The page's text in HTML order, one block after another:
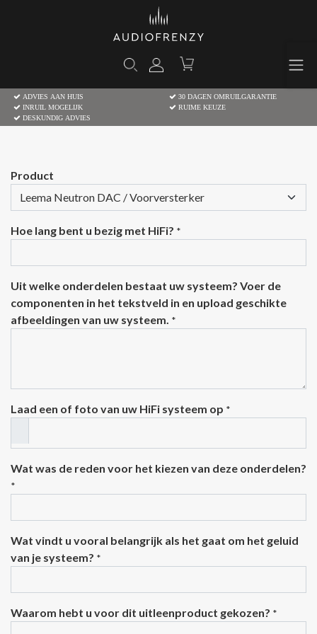
ADVIES AAN HUIS
30 DAGEN OMRUILGARANTIE
INRUIL MOGELIJK
RUIME KEUZE
DESKUNDIG ADVIES
Product
Hoe lang bent u bezig met HiFi? *
Uit welke onderdelen bestaat uw systeem? Voer de
componenten in het tekstveld in en upload geschikte
afbeeldingen van uw systeem. *
Laad een of foto van uw HiFi systeem op *
Wat was de reden voor het kiezen van deze onderdelen?
*
Wat vindt u vooral belangrijk als het gaat om het geluid
van je systeem? *
Waarom hebt u voor dit uitleenproduct gekozen? *